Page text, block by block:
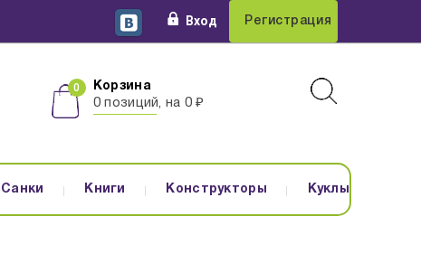
Вход Регистрация
Корзина
0 позиций, на 0 ₽
Санки Книги Конструкторы Куклы